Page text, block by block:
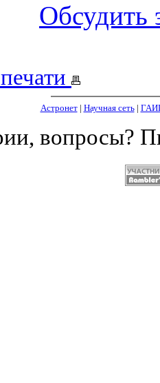
Обсудить
Астронет| Научная сеть|
вопросы?